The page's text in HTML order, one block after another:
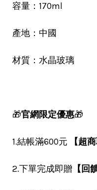
容量：170ml
產地：中國
材質：水晶玻璃
🎁官網限定優惠🎁
1.結帳滿600元 【超
2.下單完成即贈 【回